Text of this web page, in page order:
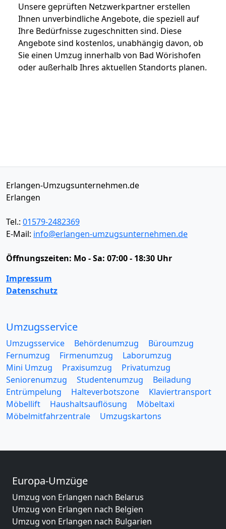
Unsere geprüften Netzwerkpartner erstellen
Ihnen unverbindliche Angebote, die speziell auf
Ihre Bedürfnisse zugeschnitten sind. Diese
Angebote sind kostenlos, unabhängig davon, ob
Sie einen Umzug innerhalb von Bad Wörishofen
oder außerhalb Ihres aktuellen Standorts planen.
Erlangen-Umzugsunternehmen.de
Erlangen
Tel.: 01579-2482369
E-Mail: info@erlangen-umzugsunternehmen.de
Öffnungszeiten: Mo - Sa: 07:00 - 18:30 Uhr
Impressum
Datenschutz
Umzugsservice
Umzugsservice Behördenumzug
Büroumzug
Fernumzug
Firmenumzug
Laborumzug
Mini Umzug
Praxisumzug
Privatumzug
Seniorenumzug
Studentenumzug
Beiladung
Entrümpelung
Halteverbotszone
Klaviertransport
Möbellift
Haushaltsauflösung
Möbeltaxi
Möbelmitfahrzentrale
Umzugskartons
Europa-Umzüge
Umzug von Erlangen nach Belarus
Umzug von Erlangen nach Belgien
Umzug von Erlangen nach Bulgarien